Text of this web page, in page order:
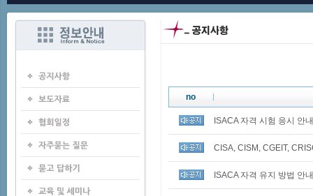
no
ISACA 자격 시험 응시 안내
CISA, CISM, CGEIT,
ISACA 자격 유지 방법 안내